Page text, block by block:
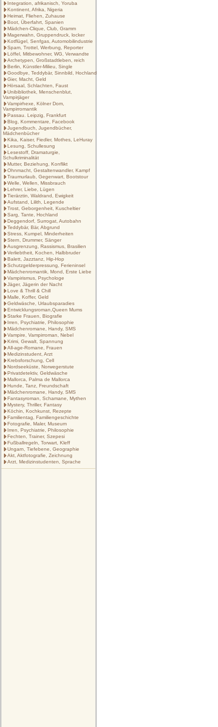
Integration, afrikanisch, Yoruba
Kontinent, Afrika, Nigeria
Heimat, Fliehen, Zuhause
Boot, Überfahrt, Spanien
Mädchen-Clique, Club, Gramm
Magerwahn, Gruppendruck, locker
Kotflügel, Senfgas, Automobilindustrie
Spam, Trottel, Werbung, Reporter
Löffel, Mitbewohner, WG, Verwandte
Archetypen, Großstadtleben, reich
Berlin, Künstler-Milieu, Single
Goodbye, Teddybär, Sinnbild, Hochland
Gier, Macht, Geld
Hörsaal, Schlachten, Faust
Unibibliothek, Menschenblut,
Vampirjäger
Vampirhexe, Kölner Dom,
Vampirromantik
Passau. Leipzig, Frankfurt
Blog, Kommentare, Facebook
Jugendbuch, Jugendbücher,
Mädchenbücher
Kika, Kaiser, Fiedler, Mothes, LeHuray
Lesung, Schullesung
Lesestoff, Dramaturgie,
Schulkriminalität
Mutter, Beziehung, Konflikt
Ohnmacht, Gestaltenwandler, Kampf
Traumurlaub, Gegenwart, Bootstour
Welle, Wellen, Missbrauch
Lehrer, Liebe, Lügen
Tierärztin, Waldrand, Ewigkeit
Aufstand, Lilith, Legende
Trost, Geborgenheit, Kuscheltier
Sarg, Tante, Hochland
Deggendorf, Surrogat, Autobahn
Teddybär, Bär, Abgrund
Stress, Kumpel, Minderheiten
Stern, Drummer, Sänger
Ausgrenzung, Rassismus, Brasilien
Verliebtheit, Kochen, Halbbruder
Balett, Jazztanz, Hip-Hop
Schutzgelderpressung, Ferieninsel
Mädchenromantik, Mond, Erste Liebe
Vampirismus, Psychologe
Jäger, Jägerin der Nacht
Love & Thrill & Chill
Malle, Koffer, Geld
Geldwäsche, Urlaubsparadies
Entwicklungsroman,Queen Mums
Starke Frauen, Biografie
Irren, Psychiatrie, Philosophie
Mädchenromane, Handy, SMS
Vampire, Vampirroman, Nebel
Krimi, Gewalt, Spannung
All-age-Romane, Frauen
Medizinstudent, Arzt
Krebsforschung, Cell
Nordseeküste, Norwegerstute
Privatdetektiv, Geldwäsche
Mallorca, Palma de Mallorca
Hunde, Tanz, Freundschaft
Mädchenromane, Handy, SMS
Fantasyroman, Schamane, Mythen
Mystery, Thriller, Fantasy
Köchin, Kochkunst, Rezepte
Familientag, Familiengeschichte
Fotografie, Maler, Museum
Irren, Psychiatrie, Philosophie
Fechten, Trainer, Szepesi
Fußballregeln, Torwart, Kleff
Ungarn, Tiefebene, Geographie
Akt, Aktfotografie, Zeichnung
Arzt, Medizinstudenten, Sprache